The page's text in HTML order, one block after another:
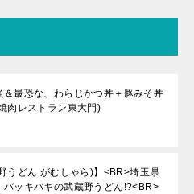
＆最恐な、わらじかつ丼＋豚みそ丼
肉レストラン東大門)
うどん がむしゃら)】<BR>埼玉県
バッキバキの武蔵野うどん!?<BR>